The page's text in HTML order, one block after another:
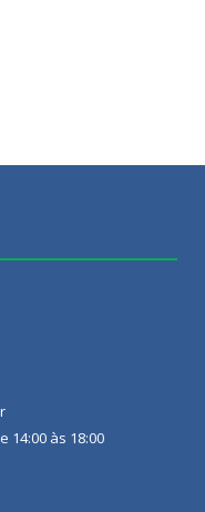
14:00 às 18:00